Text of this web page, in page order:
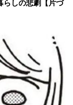
しの悲劇【片づ